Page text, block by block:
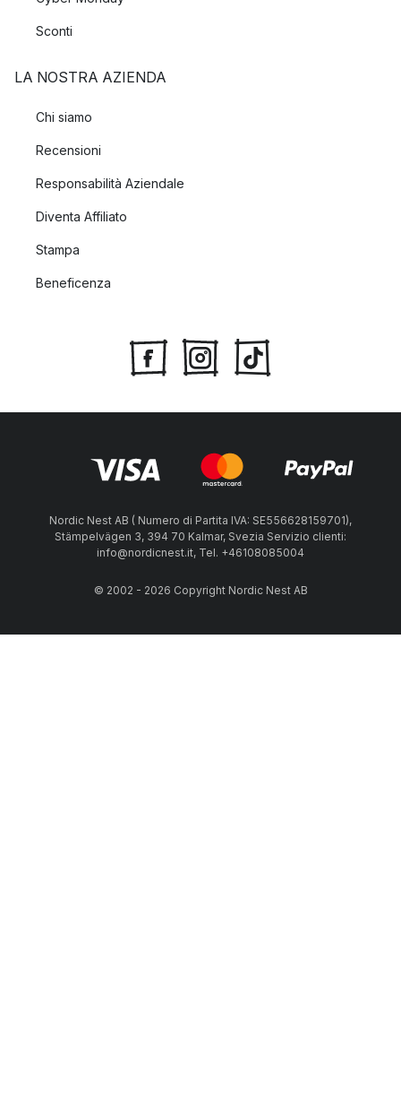
Sconti
LA NOSTRA AZIENDA
Chi siamo
Recensioni
Responsabilità Aziendale
Diventa Affiliato
Stampa
Beneficenza
Nordic Nest AB ( Numero di Partita IVA: SE556628159701),
Stämpelvägen 3, 394 70 Kalmar, Svezia Servizio clienti:
info@nordicnest.it, Tel. +46108085004
© 2002 - 2026 Copyright Nordic Nest AB